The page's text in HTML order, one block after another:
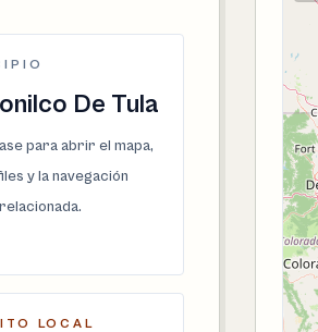
De Tula
para abrir el mapa,
y la navegación
LOCAL